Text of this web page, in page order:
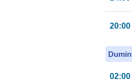
20:00
02:00